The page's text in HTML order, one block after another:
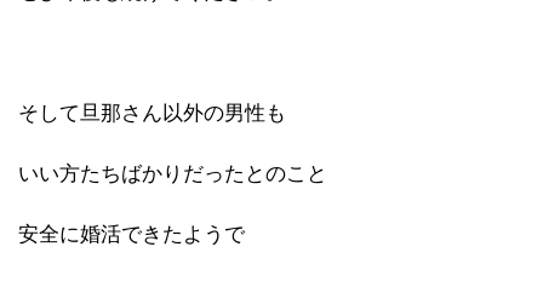
そして旦那さん以外の男性も
いい方たちばかりだったとのこと
安全に婚活できたようで